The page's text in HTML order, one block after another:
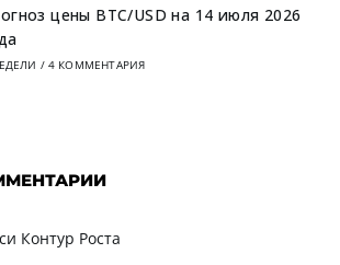
цены BTC/USD на 14 июля 2026
/ 4 КОММЕНТАРИЯ
Контур Роста